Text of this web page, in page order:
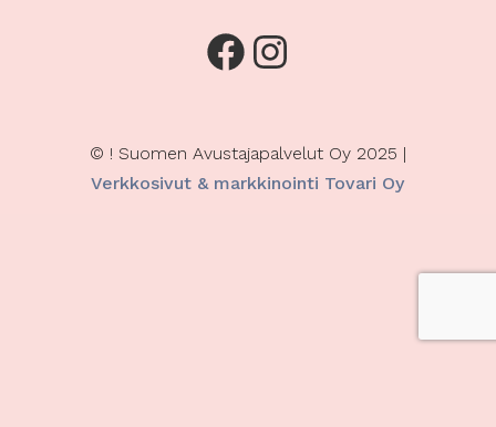
Facebook Instagram
© ! Suomen Avustajapalvelut Oy 2025 |
Verkkosivut & markkinointi Tovari Oy